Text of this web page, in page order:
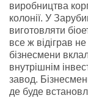
виробництва
колонії. У
виготовляти
все ж відіграв
бізнесмени
внутрішнім
завод.
де буде